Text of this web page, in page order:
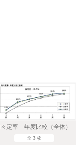
定率 年度比較（全体）
全 3 枚